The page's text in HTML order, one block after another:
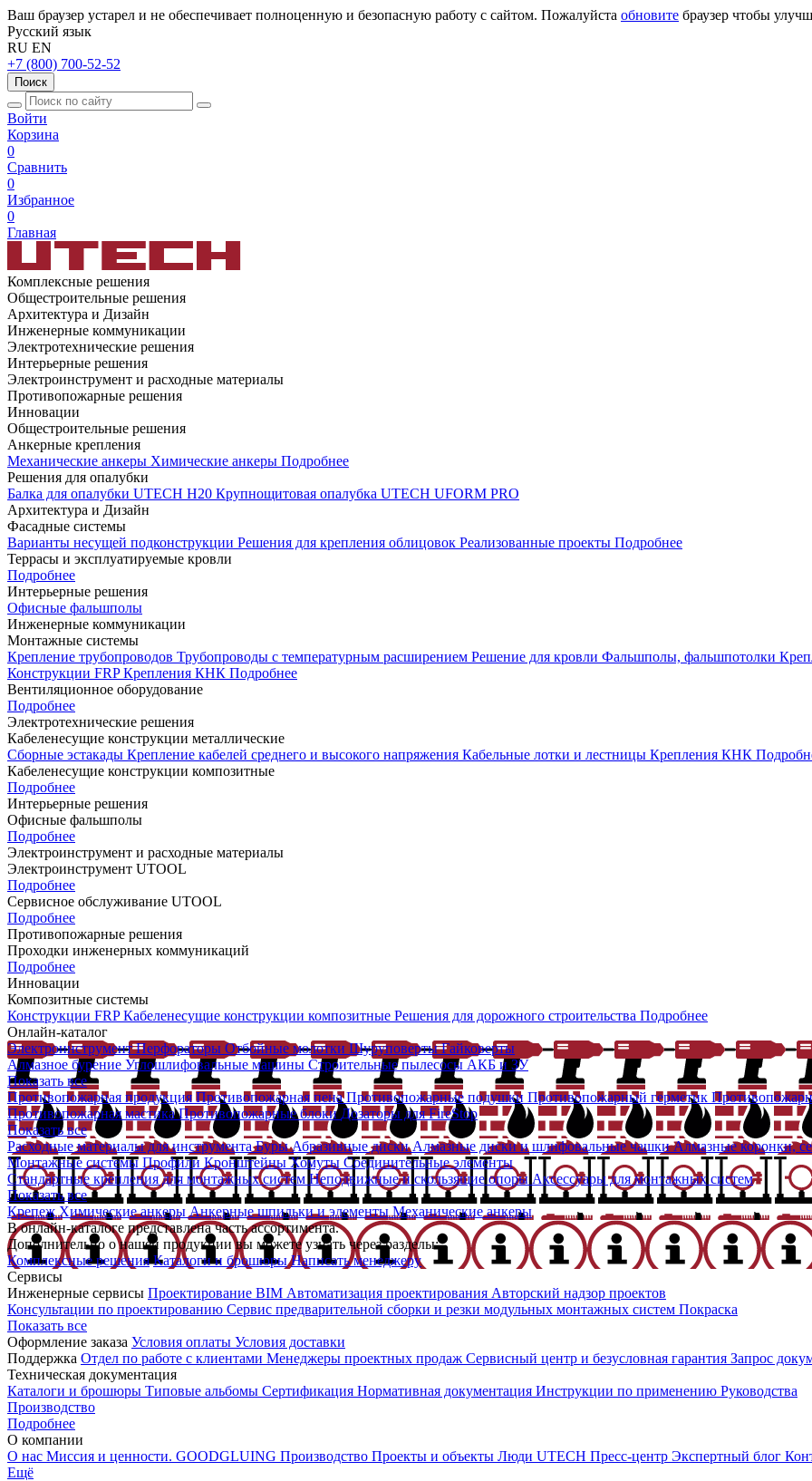
Ваш браузер устарел и не обеспечивает полноценную и безопасную работу с сайтом. Пожалуйста обновите браузер чтобы
Русский язык
RU EN
+7 (800) 700-52-52
Поиск
Войти
Корзина
0
Сравнить
0
Избранное
0
Главная
Комплексные решения
Общестроительные решения
Архитектура и Дизайн
Инженерные коммуникации
Электротехнические решения
Интерьерные решения
Электроинструмент и расходные материалы
Противопожарные решения
Инновации
Общестроительные решения
Анкерные крепления
Механические анкеры Химические анкеры Подробнее
Решения для опалубки
Балка для опалубки UTECH H20 Крупнощитовая опалубка UTECH UFORM PRO
Архитектура и Дизайн
Фасадные системы
Варианты несущей подконструкции Решения для крепления облицовок Реализованные проекты Подробнее
Террасы и эксплуатируемые кровли
Подробнее
Интерьерные решения
Офисные фальшполы
Инженерные коммуникации
Монтажные системы
Крепление трубопроводов Трубопроводы с температурным расширением Решение для кровли Фальшполы, фальшпотолки
Конструкции FRPКрепления КНК Подробнее
Вентиляционное оборудование
Подробнее
Электротехнические решения
Кабеленесущие конструкции металлические
Сборные эстакады Крепление кабелей среднего и высокого напряжения Кабельные лотки и лестницы Крепления КНК
Кабеленесущие конструкции композитные
Подробнее
Интерьерные решения
Офисные фальшполы
Подробнее
Электроинструмент и расходные материалы
Электроинструмент UTOOL
Подробнее
Сервисное обслуживание UTOOL
Подробнее
Противопожарные решения
Проходки инженерных коммуникаций
Подробнее
Инновации
Композитные системы
Конструкции FRPКабеленесущие конструкции композитные Решения для дорожного строительства Подробнее
Онлайн-каталог
ЭлектроинструментПерфораторы Отбойные молотки ШуруповертыГайковерты
Алмазное бурение Углошлифовальные машины Строительные пылесосы АКБ и ЗУ
Показать все
Противопожарная продукция Противопожарная пенаПротивопожарные подушки Противопожарный герметик
Противопожарная мастикаПротивопожарные блоки Дозаторы для FireStop
Показать все
Расходные материалы для инструментаБурыАбразивные дискиАлмазные диски и шлифовальные чашкиАлмазные коронки,
Монтажные системы Профили КронштейныХомуты Соединительные элементы
Стандартные крепления для монтажных систем Неподвижные и скользящие опоры Аксессуары для монтажных систем
Показать все
КрепежХимические анкеры Анкерные шпильки и элементыМеханические анкеры
В онлайн-каталоге представлена часть ассортимента.
Дополнительно о нашей продукции вы можете узнать через разделы:
Комплексные решения Каталоги и брошюры Написать менеджеру
Сервисы
Инженерные сервисы Проектирование BIM Автоматизация проектирования Авторский надзор проектов
Консультации по проектированию Сервис предварительной сборки и резки модульных монтажных систем Покраска
Показать все
Оформление заказа Условия оплаты Условия доставки
Поддержка Отдел по работе с клиентами Менеджеры проектных продаж Сервисный центр и безусловная гарантия Запрос
Техническая документация
Каталоги и брошюры Типовые альбомы Сертификация Нормативная документация Инструкции по применению Руководства
Производство
Подробнее
О компании
О нас Миссия и ценности. GOODGLUING Производство Проекты и объекты Люди UTECH Пресс-центр Экспертный блог
Ещё